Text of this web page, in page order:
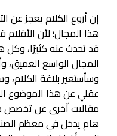
إن أروع الكلام يعجز عن
هذا المجال؛ لأن الأقلام
قد تحدث عنه كثيرًا،
المجال الواسع
وسأستعير بلاغة
عقلي عن هذا الموضوع
مقالات اّخرى عن تخصص
هام يدخل في معظم